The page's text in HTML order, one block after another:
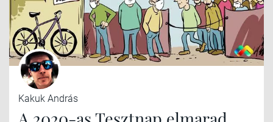
Kakuk András